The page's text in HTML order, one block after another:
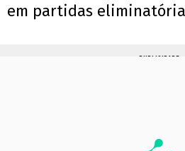
em partidas
PUBLICIDADE